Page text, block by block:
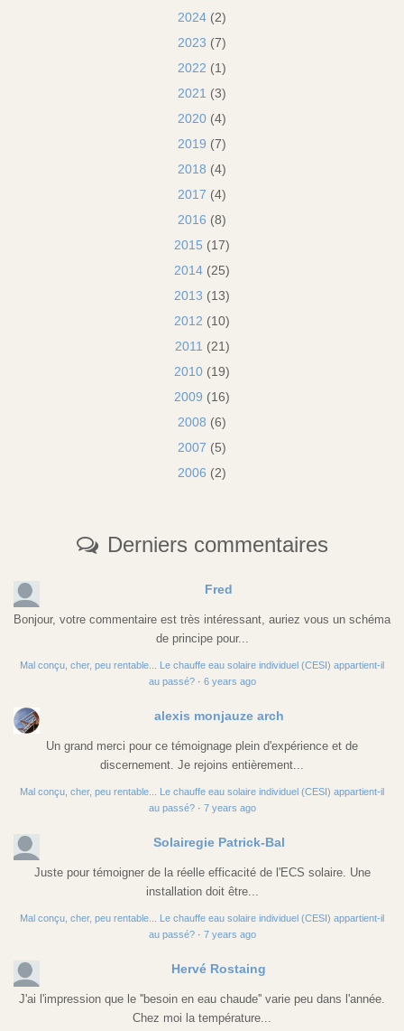
2024 (2)
2023 (7)
2022 (1)
2021 (3)
2020 (4)
2019 (7)
2018 (4)
2017 (4)
2016 (8)
2015 (17)
2014 (25)
2013 (13)
2012 (10)
2011 (21)
2010 (19)
2009 (16)
2008 (6)
2007 (5)
2006 (2)
Derniers commentaires
Fred
Bonjour, votre commentaire est très intéressant, auriez vous un schéma
de principe pour...
Mal conçu, cher, peu rentable... Le chauffe eau solaire individuel (CESI) appartient-il
au passé?· 6 years ago
alexis monjauze arch
Un grand merci pour ce témoignage plein d'expérience et de
discernement. Je rejoins entièrement...
Mal conçu, cher, peu rentable... Le chauffe eau solaire individuel (CESI) appartient-il
au passé?· 7 years ago
Solairegie Patrick-Bal
Juste pour témoigner de la réelle efficacité de l'ECS solaire. Une
installation doit être...
Mal conçu, cher, peu rentable... Le chauffe eau solaire individuel (CESI) appartient-il
au passé?· 7 years ago
Hervé Rostaing
J'ai l'impression que le ''besoin en eau chaude'' varie peu dans l'année.
Chez moi la température...